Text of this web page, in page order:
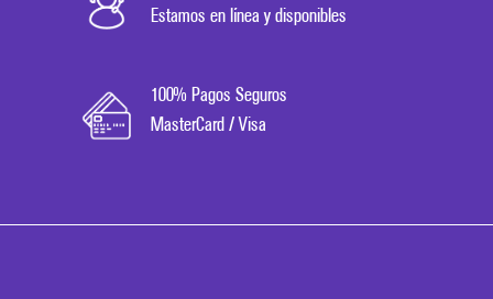
Estamos en línea y disponibles
100% Pagos Seguros
MasterCard / Visa